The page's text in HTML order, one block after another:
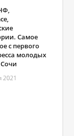
Самое
с первого
молодых
2021